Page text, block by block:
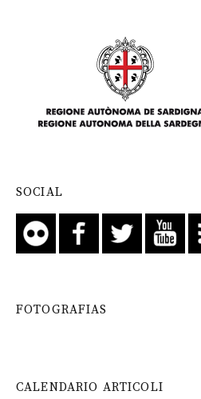
SOCIAL
FOTOGRAFIAS
CALENDARIO ARTICOLI